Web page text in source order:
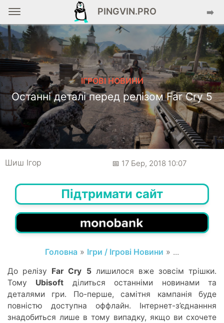
PINGVIN.PRO ➡️
ІГРОВІ НОВИНИ
Останні деталі перед релізом Far Cry 5
Шиш Ігор 📅 17 Бер, 2018 10:07
Підтримати сайт
Головна » Ігри / Ігрові Новини » ...
До релізу Far Cry 5лишилося вже зовсім трішки.
Тому Ubisoft ділиться останніми новинами та
деталями гри. По-перше, самітня кампанія буде
повністю доступна оффлайн. Інтернет-з’єднанння
знадобиться лише в тому випадку, якщо ви схочете